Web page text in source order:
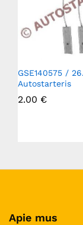
GSE140575 /
Autostarteris
2.00 €
Apie mus